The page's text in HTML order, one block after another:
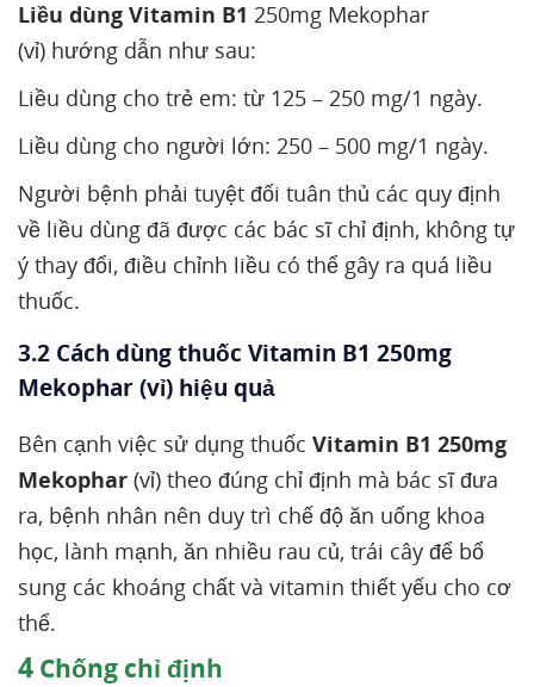
Liều dùng Vitamin B1 250mg Mekophar
(vỉ) hướng dẫn như sau:
Liều dùng cho trẻ em: từ 125 – 250 mg/1 ngày.
Liều dùng cho người lớn: 250 – 500 mg/1 ngày.
Người bệnh phải tuyệt đối tuân thủ các quy định
về liều dùng đã được các bác sĩ chỉ định, không tự
ý thay đổi, điều chỉnh liều có thể gây ra quá liều
thuốc.
3.2 Cách dùng thuốc Vitamin B1 250mg
Mekophar (vỉ) hiệu quả
Bên cạnh việc sử dụng thuốc Vitamin B1 250mg
Mekophar (vỉ) theo đúng chỉ định mà bác sĩ đưa
ra, bệnh nhân nên duy trì chế độ ăn uống khoa
học, lành mạnh, ăn nhiều rau củ, trái cây để bổ
sung các khoáng chất và vitamin thiết yếu cho cơ
thể.
4 Chống chỉ định